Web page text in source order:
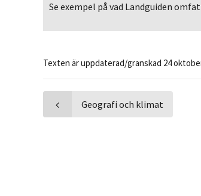
Se exempel på vad Landguiden
Texten är uppdaterad/granskad 24
Geografi och klimat